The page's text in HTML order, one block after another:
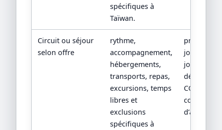
spécifiques à
Taïwan.
Circuit ou séjour
selon offre
rythme,
accompagnement,
hébergements,
transports, repas,
excursions, temps
libres et
exclusions
spécifiques à
jour par
jour, devis
détaillé,
CGV/CPV et
conditions